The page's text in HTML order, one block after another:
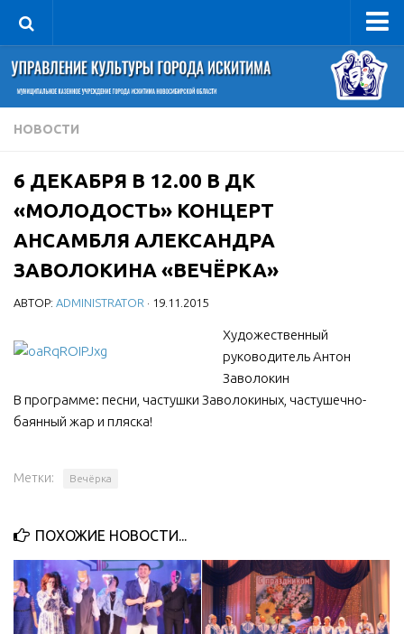
Управление
Руководитель
Сведения об организации
Книга почета культуры
Фотогалерея
Документы
Учредительные документы
Правовая база
Учреждения культуры
МБУ Дом культуры «Молодость»
музей»
МБУ Парк культуры и отдыха им. И.В. Коротеева
МБУК «Централизованная библиотечная система»
НОВОСТИ
6 ДЕКАБРЯ В 12.00 В ДК
«МОЛОДОСТЬ» КОНЦЕРТ
АНСАМБЛЯ АЛЕКСАНДРА
ЗАВОЛОКИНА «ВЕЧЁРКА»
АВТОР: ADMINISTRATOR · 19.11.2015
Художественный
руководитель Антон
Заволокин
В программе: песни, частушки Заволокиных, частушечно-
баянный жар и пляска!
Метки: Вечёрка
ПОХОЖИЕ НОВОСТИ...